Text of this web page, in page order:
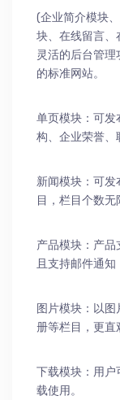
(企业简介模块
块、在线留言、
灵活的后台管
的标准网站。
单页模块：可发
构、企业荣誉、
新闻模块：可
目，栏目个数无
产品模块：产品
且支持邮件通知
图片模块：以
册等栏目，更直
下载模块：用户
载使用。